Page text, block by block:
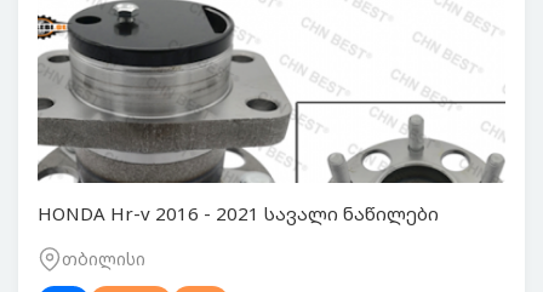
HONDA Hr-v 2016 - 2021 სავალი ნაწილები
თბილისი